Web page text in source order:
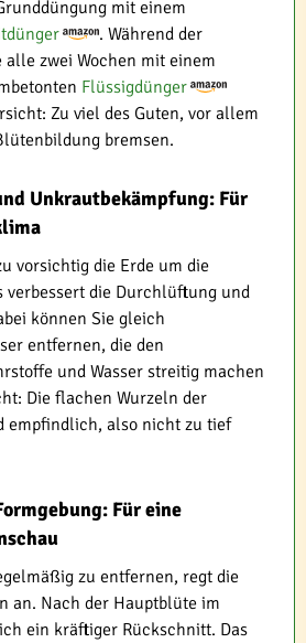
mit einem
. Während der
zwei Wochen mit einem
Flüssigdünger
Zu viel des Guten, vor allem
bremsen.
Unkrautbekämpfung: Für
vorsichtig die Erde um die
verbessert die Durchlüftung und
können Sie gleich
entfernen, die den
und Wasser streitig machen
Die flachen Wurzeln der
empfindlich, also nicht zu tief
Für eine
zu entfernen, regt die
an. Nach der Hauptblüte im
ein kräftiger Rückschnitt. Das